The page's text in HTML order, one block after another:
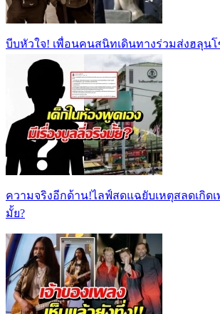
บีบหัวใจ! เพื่อนคนสนิทเดินทางร่วมส่งฮลุน
ความจริงอีกด้าน!ไลฟ์สดแฉยับเหตุสลดเกิด
มั้ย?